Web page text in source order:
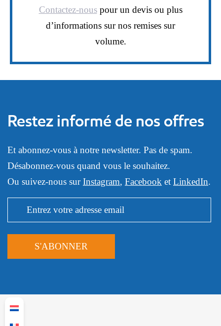
Contactez-nouspour un devis ou plus
d’informations sur nos remises sur
volume.
Restez informé de nos offres
Et abonnez-vous à notre newsletter. Pas de spam.
Désabonnez-vous quand vous le souhaitez.
Ou suivez-nous surInstagram, Facebook et LinkedIn.